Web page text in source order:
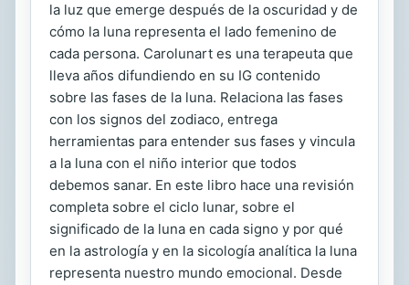
la luz que emerge después de la oscuridad y de
cómo la luna representa el lado femenino de
cada persona. Carolunart es una terapeuta que
lleva años difundiendo en su IG contenido
sobre las fases de la luna. Relaciona las fases
con los signos del zodiaco, entrega
herramientas para entender sus fases y vincula
a la luna con el niño interior que todos
debemos sanar. En este libro hace una revisión
completa sobre el ciclo lunar, sobre el
significado de la luna en cada signo y por qué
en la astrología y en la sicología analítica la luna
representa nuestro mundo emocional. Desde